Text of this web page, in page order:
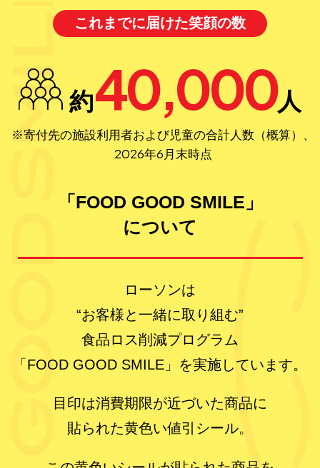
これまでに届けた笑顔の数
約40,000人
※寄付先の施設利用者および児童の合計人数（概算）、
2026年6月末時点
「FOOD GOOD SMILE」
について
ローソンは
“お客様と一緒に取り組む”
食品ロス削減プログラム
「FOOD GOOD SMILE」を実施しています。
目印は消費期限が近づいた商品に
貼られた黄色い値引シール。